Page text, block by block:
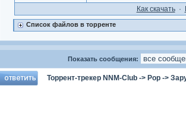
Как cкачать·
Список файлов в торренте
Показать сообщения:
Торрент-трекер NNM-Club -> Pop ->